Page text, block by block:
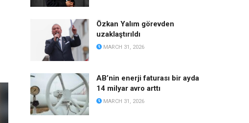
Özkan Yalım görevden
uzaklaştırıldı
MARCH 31, 2026
AB’nin enerji faturası bir ayda
14 milyar avro arttı
MARCH 31, 2026